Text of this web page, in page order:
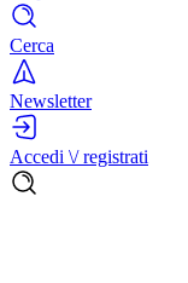
Cerca
Newsletter
Accedi \/ registrati